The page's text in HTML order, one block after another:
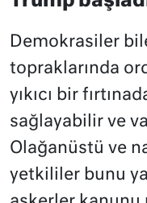
Demokrasiler
topraklarında
yıkıcı bir
sağlayabilir ve
Olağanüstü ve
yetkililer bunu